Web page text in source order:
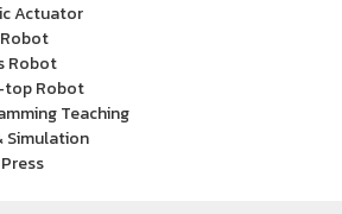
Actuator
Robot
top Robot
Teaching
Simulation